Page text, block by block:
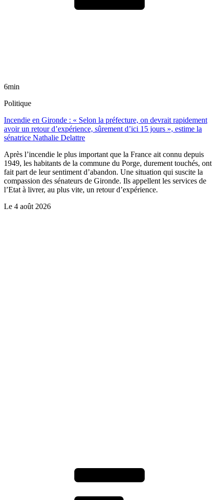
6min
Politique
Incendie en Gironde : « Selon la préfecture, on devrait rapidement
avoir un retour d’expérience, sûrement d’ici 15 jours », estime la
sénatrice Nathalie Delattre
Après l’incendie le plus important que la France ait connu depuis
1949, les habitants de la commune du Porge, durement touchés, ont
fait part de leur sentiment d’abandon. Une situation qui suscite la
compassion des sénateurs de Gironde. Ils appellent les services de
l’Etat à livrer, au plus vite, un retour d’expérience.
Le 4 août 2026